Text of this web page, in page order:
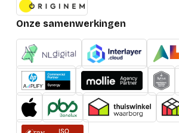
Onze samenwerkingen